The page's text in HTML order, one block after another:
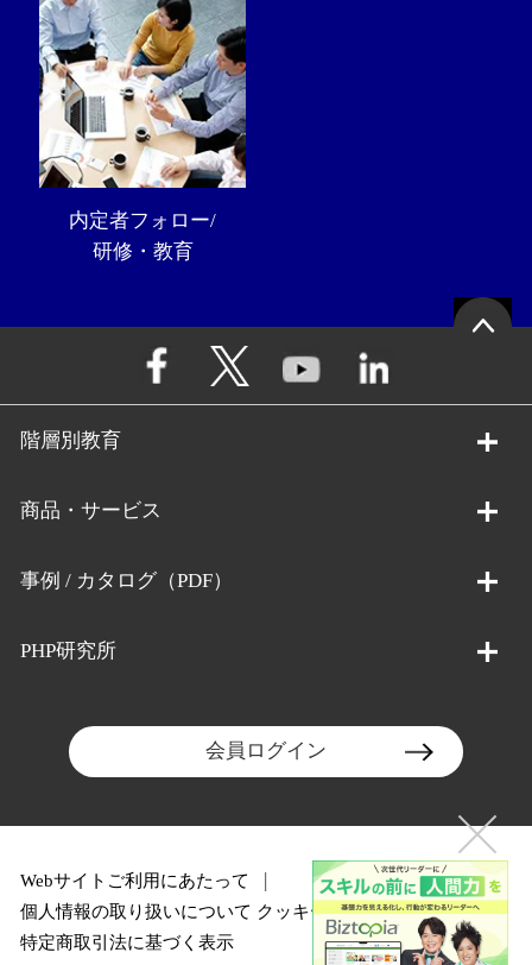
内定者フォロー/
研修・教育
階層別教育
商品・サービス
事例 / カタログ（PDF）
PHP研究所
会員ログイン
Webサイトご利用にあたって
個人情報の取り扱いについて クッキーポリシー
特定商取引法に基づく表示